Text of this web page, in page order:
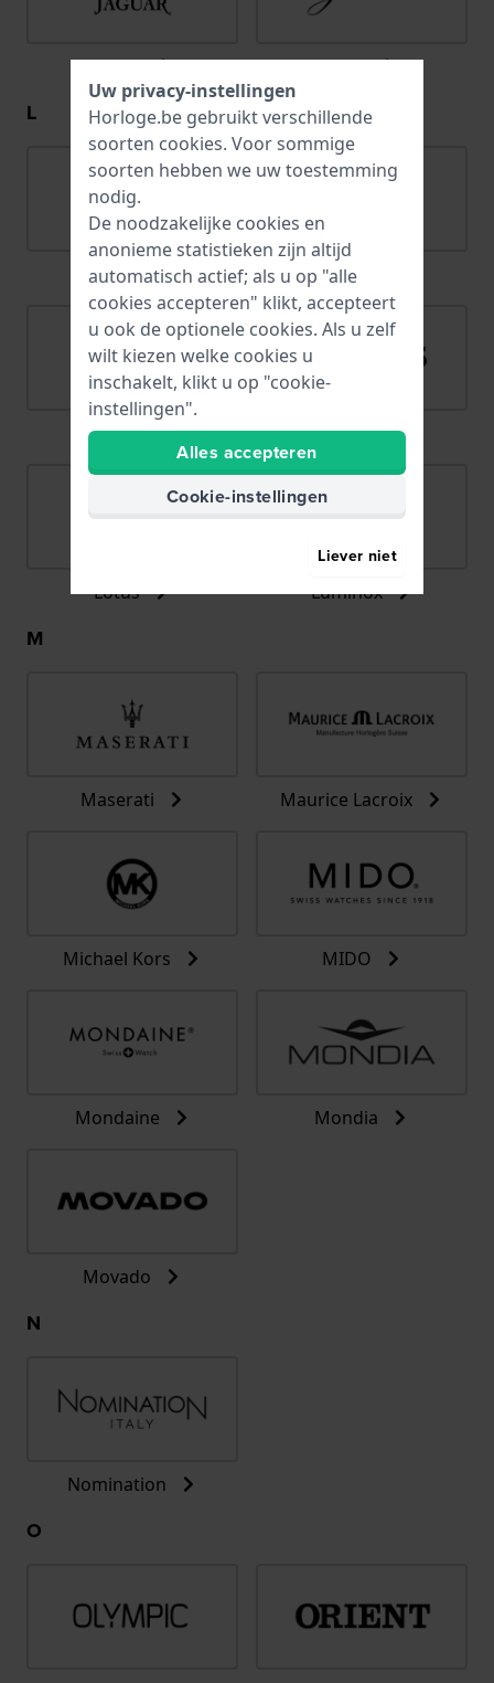
Jaguar Joalia
L
Lacoste Ligure
LIP Lorus
Lotus Luminox
M
Maserati Maurice Lacroix
Michael Kors MIDO
Mondaine Mondia
Movado
N
Nomination
O
Uw privacy-instellingen
Horloge.be gebruikt verschillende
soorten cookies. Voor sommige
soorten hebben we uw toestemming
nodig.
De noodzakelijke cookies en
anonieme statistieken zijn altijd
automatisch actief; als u op "alle
cookies accepteren" klikt, accepteert
u ook de optionele cookies. Als u zelf
wilt kiezen welke cookies u
inschakelt, klikt u op "cookie-
instellingen".
Alles accepteren
Cookie-instellingen
Liever niet